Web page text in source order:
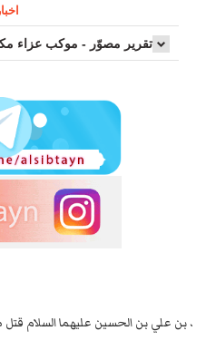
السبايا عند يزيد شهادة زيد بن علي بن